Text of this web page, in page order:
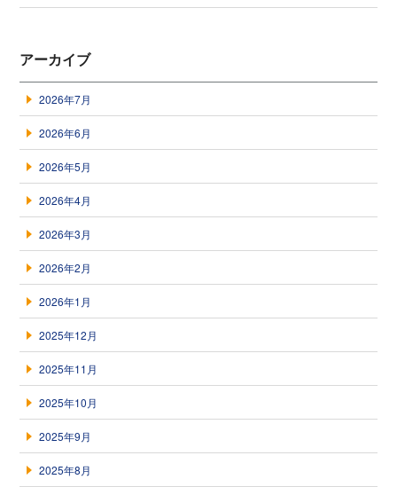
アーカイブ
2026年7月
2026年6月
2026年5月
2026年4月
2026年3月
2026年2月
2026年1月
2025年12月
2025年11月
2025年10月
2025年9月
2025年8月